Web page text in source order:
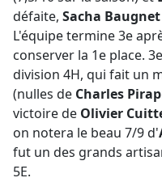
défaite, Sacha Baugnet
L'équipe termine 3e
conserver la 1e place.
division 4H, qui fait un
(nulles de Charles
victoire de Olivier
on notera le beau 7/9 d'
fut un des grands
5E.